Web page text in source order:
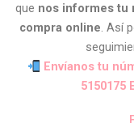
que nos informes tu
compra online. Así
Envíanos tu
5150175